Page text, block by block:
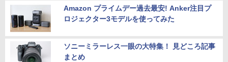
￥19,800
Amazon プライムデー過去最安! Anker注目プ
ロジェクター3モデルを使ってみた
ソニーミラーレス一眼の大特集！ 見どころ記事
まとめ